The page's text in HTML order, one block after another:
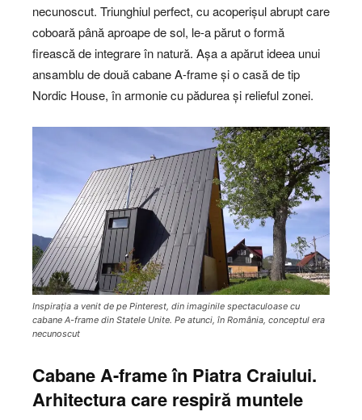
necunoscut. Triunghiul perfect, cu acoperișul abrupt care
coboară până aproape de sol, le-a părut o formă
firească de integrare în natură. Așa a apărut ideea unui
ansamblu de două cabane A-frame și o casă de tip
Nordic House, în armonie cu pădurea și relieful zonei.
Inspirația a venit de pe Pinterest, din imaginile spectaculoase cu
cabane A-frame din Statele Unite. Pe atunci, în România, conceptul era
necunoscut
Cabane A-frame în Piatra Craiului.
Arhitectura care respiră muntele